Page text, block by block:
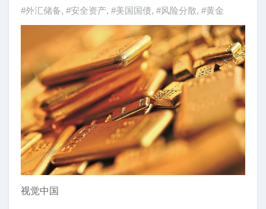
#外汇储备, #安全资产, #美国国债, #风险分散, #黄金
视觉中国